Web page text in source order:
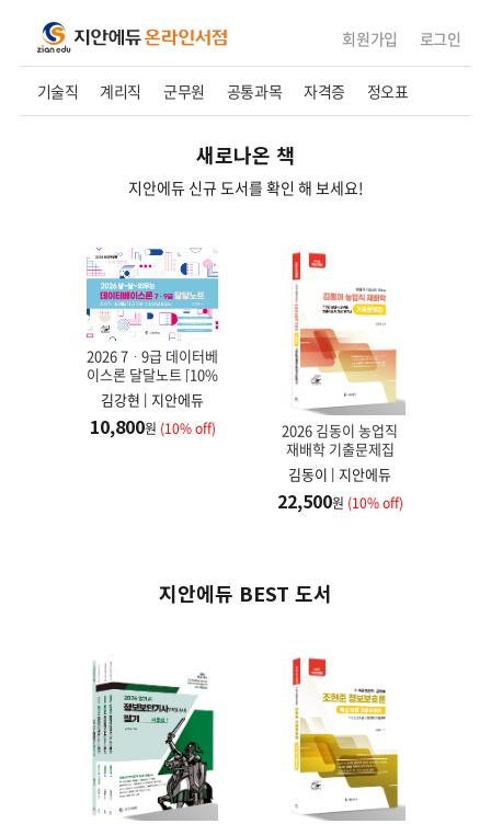
회원가입 로그인
기술직 계리직 군무원 공통과목 자격증 정오표
새로나온 책
지안에듀 신규 도서를 확인 해 보세요!
2026 7ㆍ9급 데이터베
이스론 달달노트 [10%
할인]
김강현 | 지안에듀
10,800원 (10% off)
2026 김동이 농업직
재배학 기출문제집
[10%할인]
김동이 | 지안에듀
22,500원 (10% off)
지안에듀 BEST 도서